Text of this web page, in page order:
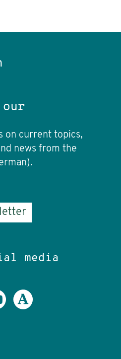
on current topics,
news from the
media